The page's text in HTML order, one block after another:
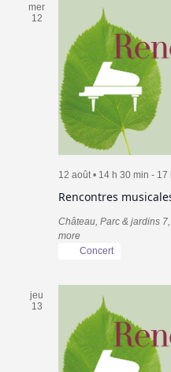
mer
12
Rencontres
12 août • 14 h 30 min - 17
Château, Parc & jardins
more
Concert
jeu
13